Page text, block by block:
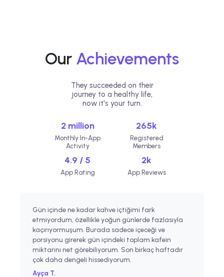
Our Achievements
They succeeded on their
journey to a healthy life,
now it's your turn.
2 million
Monthly In-App
Activity
265k
Registered
Members
4.9 / 5
App Rating
2k
App Reviews
Gün içinde ne kadar kahve içtiğimi fark
etmiyordum, özellikle yoğun günlerde fazlasıyla
kaçırıyormuşum. Burada sadece içeceği ve
porsiyonu girerek gün içindeki toplam kafein
miktarını net görebiliyorum. Son birkaç haftadır
çok daha dengeli hissediyorum.
Ayça T.